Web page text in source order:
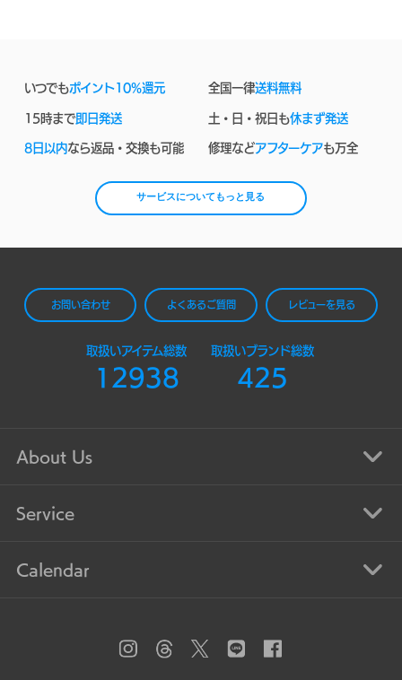
いつでもポイント10%還元 全国一律送料無料
15時まで即日発送 土・日・祝日も休まず発送
8日以内なら返品・交換も可能 修理などアフターケアも万全
サービスについてもっと見る
お問い合わせ よくあるご質問 レビューを見る
取扱いアイテム総数
12938
取扱いブランド総数
425
About Us
Service
Calendar